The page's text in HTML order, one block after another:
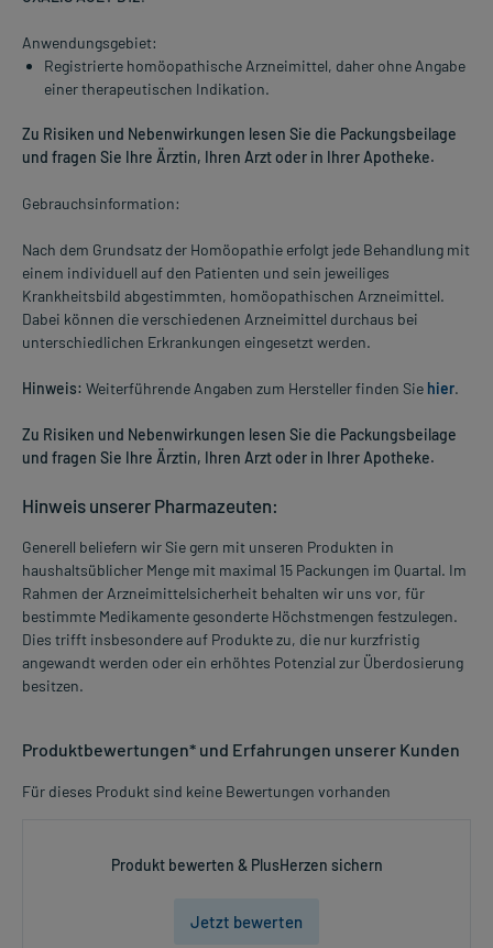
Anwendungsgebiet:
Registrierte homöopathische Arzneimittel, daher ohne Angabe
einer therapeutischen Indikation.
Zu Risiken und Nebenwirkungen lesen Sie die Packungsbeilage
und fragen Sie Ihre Ärztin, Ihren Arzt oder in Ihrer Apotheke.
Gebrauchsinformation:
Nach dem Grundsatz der Homöopathie erfolgt jede Behandlung mit
einem individuell auf den Patienten und sein jeweiliges
Krankheitsbild abgestimmten, homöopathischen Arzneimittel.
Dabei können die verschiedenen Arzneimittel durchaus bei
unterschiedlichen Erkrankungen eingesetzt werden.
Hinweis: Weiterführende Angaben zum Hersteller finden Sie hier.
Zu Risiken und Nebenwirkungen lesen Sie die Packungsbeilage
und fragen Sie Ihre Ärztin, Ihren Arzt oder in Ihrer Apotheke.
Hinweis unserer Pharmazeuten:
Generell beliefern wir Sie gern mit unseren Produkten in
haushaltsüblicher Menge mit maximal 15 Packungen im Quartal. Im
Rahmen der Arzneimittelsicherheit behalten wir uns vor, für
bestimmte Medikamente gesonderte Höchstmengen festzulegen.
Dies trifft insbesondere auf Produkte zu, die nur kurzfristig
angewandt werden oder ein erhöhtes Potenzial zur Überdosierung
besitzen.
Produktbewertungen* und Erfahrungen unserer Kunden
Für dieses Produkt sind keine Bewertungen vorhanden
Produkt bewerten & PlusHerzen sichern
Jetzt bewerten